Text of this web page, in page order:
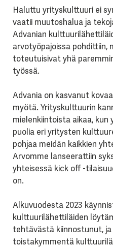
Haluttu yrityskulttuuri ei
vaatii muutoshalua ja
Advanian
arvotyöpajoissa pohdittiin,
toteutuisivat yhä
työssä.
Advania on kasvanut
myötä. Yrityskulttuurin
mielenkiintoista aikaa,
puolia eri yritysten
pohjaa meidän kaikkien
Arvomme lanseerattiin
yhteisessä kick off -
on.
Alkuvuodesta 2023
kulttuurilähettiläiden
tehtävästä kiinnostunut,
toistakymmentä